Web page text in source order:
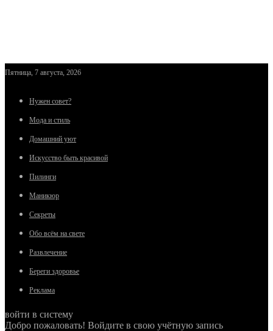
Пятница, 7 августа, 2026
Нужен совет?
Мода и стиль
Домашний уют
Искусство быть красивой
Пилинги
Маникюр
Секреты
Обо всём на свете
Развлечение
Береги здоровье
Реклама
войти в систему
Добро пожаловать! Войдите в свою учётную запись